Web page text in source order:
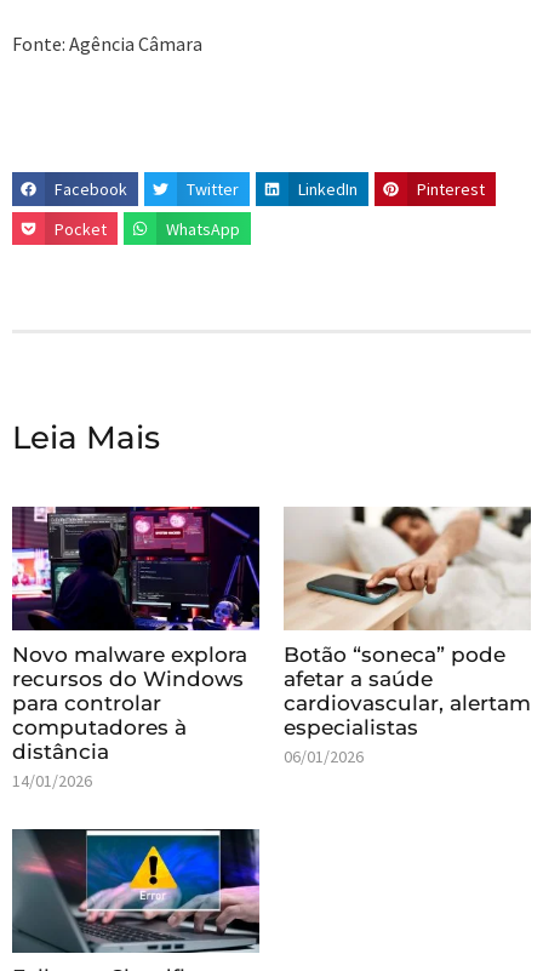
Fonte: Agência Câmara
Facebook Twitter LinkedIn
Pinterest
Pocket
WhatsApp
Leia Mais
Novo malware explora
recursos do Windows
para controlar
computadores à
distância
14/01/2026
Botão “soneca” pode
afetar a saúde
cardiovascular, alertam
especialistas
06/01/2026